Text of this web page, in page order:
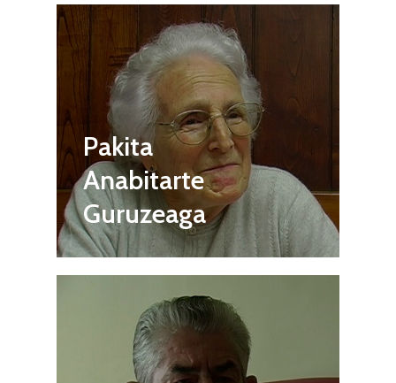
Pakita
Anabitarte
Guruzeaga